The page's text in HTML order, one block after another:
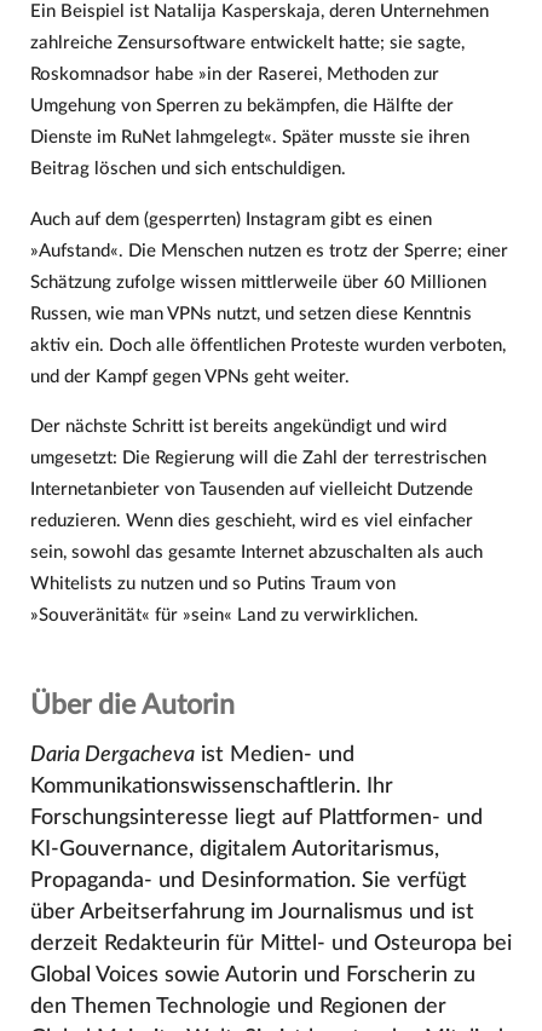
Ein Beispiel ist Natalija Kasperskaja, deren Unternehmen
zahlreiche Zensursoftware entwickelt hatte; sie sagte,
Roskomnadsor habe »in der Raserei, Methoden zur
Umgehung von Sperren zu bekämpfen, die Hälfte der
Dienste im RuNet lahmgelegt«. Später musste sie ihren
Beitrag löschen und sich entschuldigen.
Auch auf dem (gesperrten) Instagram gibt es einen
»Aufstand«. Die Menschen nutzen es trotz der Sperre; einer
Schätzung zufolge wissen mittlerweile über 60 Millionen
Russen, wie man VPNs nutzt, und setzen diese Kenntnis
aktiv ein. Doch alle öffentlichen Proteste wurden verboten,
und der Kampf gegen VPNs geht weiter.
Der nächste Schritt ist bereits angekündigt und wird
umgesetzt: Die Regierung will die Zahl der terrestrischen
Internetanbieter von Tausenden auf vielleicht Dutzende
reduzieren. Wenn dies geschieht, wird es viel einfacher
sein, sowohl das gesamte Internet abzuschalten als auch
Whitelists zu nutzen und so Putins Traum von
»Souveränität« für »sein« Land zu verwirklichen.
Über die Autorin
Daria Dergachevaist Medien- und
Kommunikationswissenschaftlerin. Ihr
Forschungsinteresse liegt auf Plattformen- und
KI-Gouvernance, digitalem Autoritarismus,
Propaganda- und Desinformation. Sie verfügt
über Arbeitserfahrung im Journalismus und ist
derzeit Redakteurin für Mittel- und Osteuropa bei
Global Voices sowie Autorin und Forscherin zu
den Themen Technologie und Regionen der